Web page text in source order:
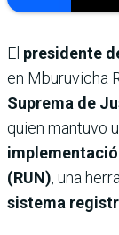
El presidente
en Mburuvicha
Suprema de
quien mantuvo
(RUN), una
sistema